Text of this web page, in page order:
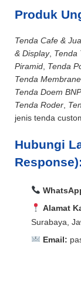
Produk
Tenda Cafe &
& Display, Tenda
Piramid Tenda
Tenda Membrane
Tenda Doem
Tenda Roder
jenis tenda
Hubungi
Response):
Alamat
Surabaya,
Email: